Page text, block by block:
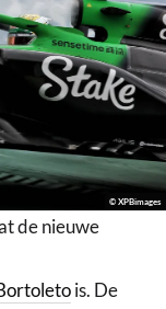
© XPBimages
de nieuwe
is. De